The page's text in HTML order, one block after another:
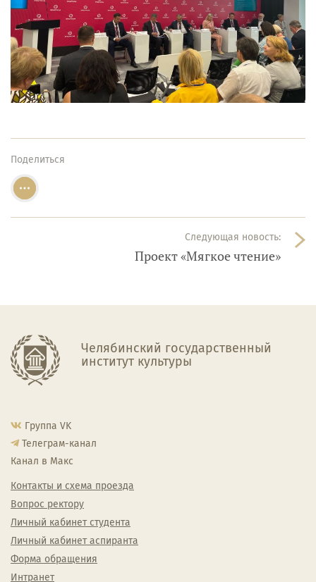
Поделиться
Следующая новость:
Проект «Мягкое чтение»
Челябинский государственный
институт культуры
Группа VK
Телеграм-канал
Канал в Макс
Контакты и схема проезда
Вопрос ректору
Личный кабинет студента
Личный кабинет аспиранта
Форма обращения
Интранет